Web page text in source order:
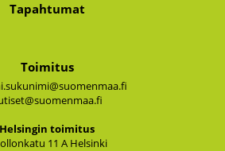
Tapahtumat
Toimitus
Hel­sin­gin toi­mi­tus
11 A Hel­sin­ki